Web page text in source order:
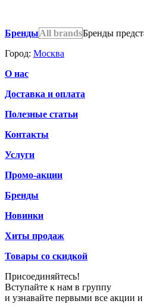
БрендыAll brandsБренды
Город: Москва
О нас
Доставка и оплата
Полезные статьи
Контакты
Услуги
Промо-акции
Бренды
Новинки
Хиты продаж
Товары со скидкой
Присоединяйтесь!
Вступайте к нам в группу
и узнавайте первыми все акции